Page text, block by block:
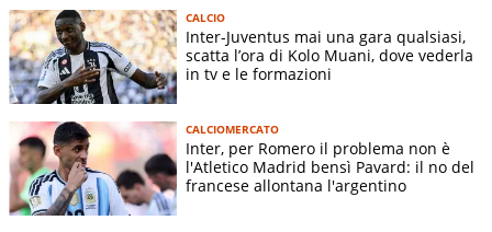
responsabilità sono i pilastri del suo calcio, eredità diretta
dell’esperienza vissuta ai massimi livelli.
CALCIO
Inter-Juventus mai una gara qualsiasi,
scatta l’ora di Kolo Muani, dove vederla
in tv e le formazioni
CALCIOMERCATO
Inter, per Romero il problema non è
l'Atletico Madrid bensì Pavard: il no del
francese allontana l'argentino